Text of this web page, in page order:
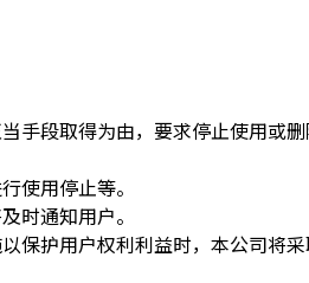
手段取得为由，要求停止使用
使用停止等。
时通知用户。
护用户权利利益时，本公司将采